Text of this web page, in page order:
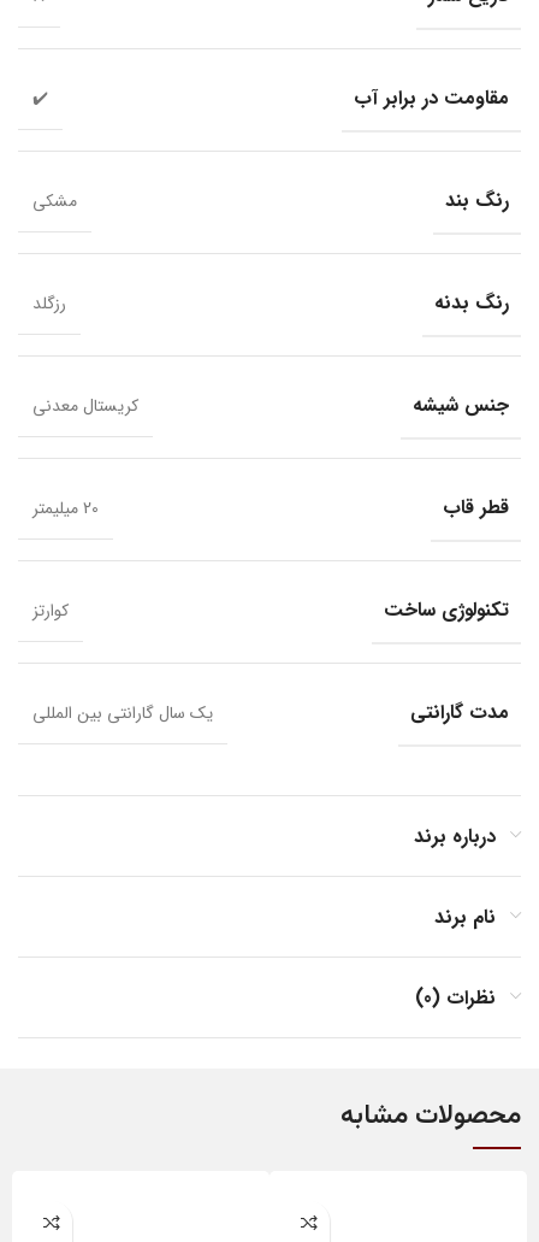
مقاومت در برابر آب ✔️
رنگ بند مشکی
رنگ بدنه رزگلد
جنس شیشه کریستال معدنی
قطر قاب 20 میلیمتر
تکنولوژی ساخت کوارتز
مدت گارانتی یک سال گارانتی بین المللی
درباره برند
نام برند
نظرات (0)
محصولات مشابه